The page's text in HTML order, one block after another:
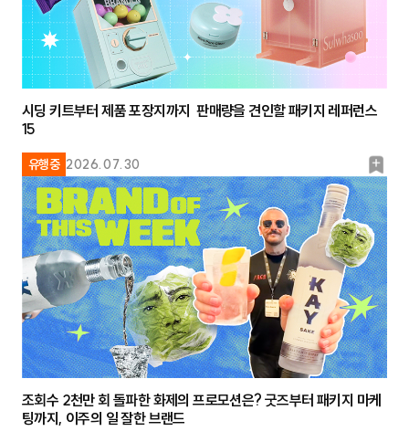
유행중 2026.07.30
북
마
크
시딩 키트부터 제품 포장지까지 판매량을 견인할 패키지 레퍼런스
15
조회수 2천만 회 돌파한 화제의 프로모션은? 굿즈부터 패키지 마케
팅까지, 이주의 일 잘한 브랜드